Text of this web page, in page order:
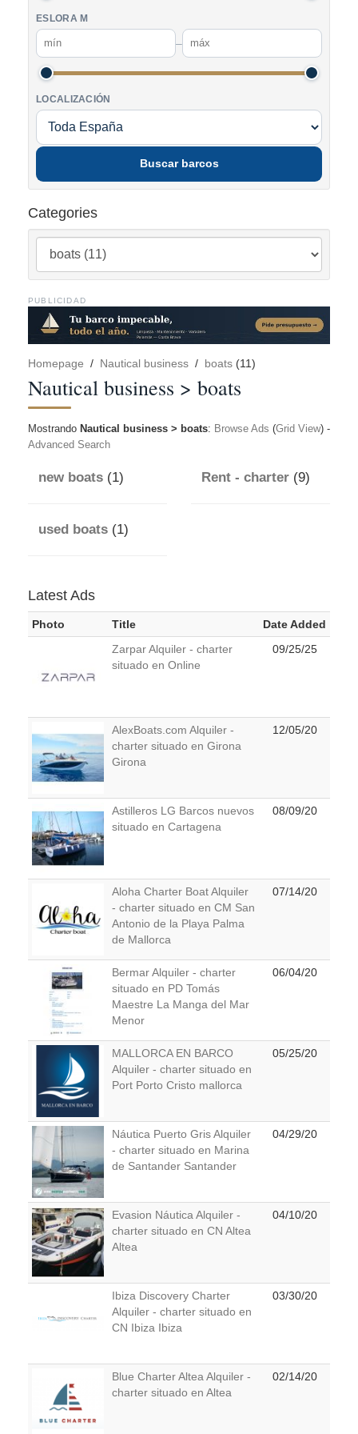
ESLORA M
–
LOCALIZACIÓN
Buscar barcos
Categories
PUBLICIDAD
Homepage / Nautical business / boats (11)
Nautical business > boats
Mostrando Nautical business > boats: Browse Ads (Grid View) -
Advanced Search
new boats (1) Rent - charter (9)
used boats (1)
Latest Ads
Photo Title
Date Added
Zarpar Alquiler - charter
situado en Online
09/25/25
AlexBoats.com Alquiler -
charter situado en Girona
Girona
12/05/20
Astilleros LG Barcos nuevos
situado en Cartagena
08/09/20
Aloha Charter Boat Alquiler
- charter situado en CM San
Antonio de la Playa Palma
de Mallorca
07/14/20
Bermar Alquiler - charter
situado en PD Tomás
Maestre La Manga del Mar
Menor
06/04/20
MALLORCA EN BARCO
Alquiler - charter situado en
Port Porto Cristo mallorca
05/25/20
Náutica Puerto Gris Alquiler
- charter situado en Marina
de Santander Santander
04/29/20
Evasion Náutica Alquiler -
charter situado en CN Altea
Altea
04/10/20
Ibiza Discovery Charter
Alquiler - charter situado en
CN Ibiza Ibiza
03/30/20
Blue Charter Altea Alquiler -
charter situado en Altea
02/14/20